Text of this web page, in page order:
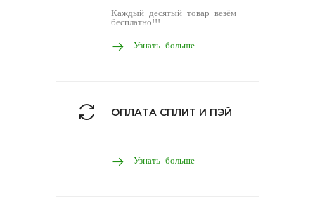
Каждый десятый товар везём
бесплатно!!!
Узнать больше
ОПЛАТА СПЛИТ И ПЭЙ
Узнать больше